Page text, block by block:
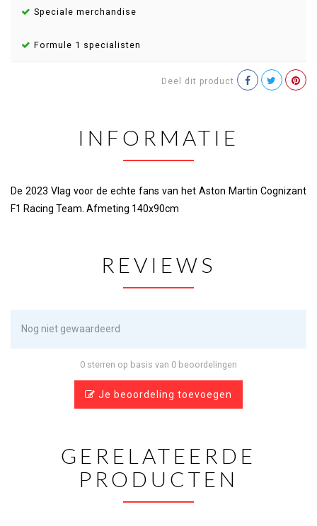
Speciale merchandise
Formule 1 specialisten
Deel dit product
INFORMATIE
De 2023 Vlag voor de echte fans van het Aston Martin Cognizant
F1 Racing Team. Afmeting 140x90cm
REVIEWS
Nog niet gewaardeerd
0 sterren op basis van 0 beoordelingen
Je beoordeling toevoegen
GERELATEERDE
PRODUCTEN